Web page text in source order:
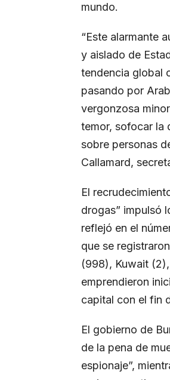
mundo.
“Este alarmante
y aislado de
tendencia global
pasando por
vergonzosa
temor, sofocar la
sobre personas
Callamard,
El
drogas” impulsó
reflejó en el
que se
(998), Kuwait
emprendieron
capital con el fin
El gobierno de
de la pena de
espionaje”,